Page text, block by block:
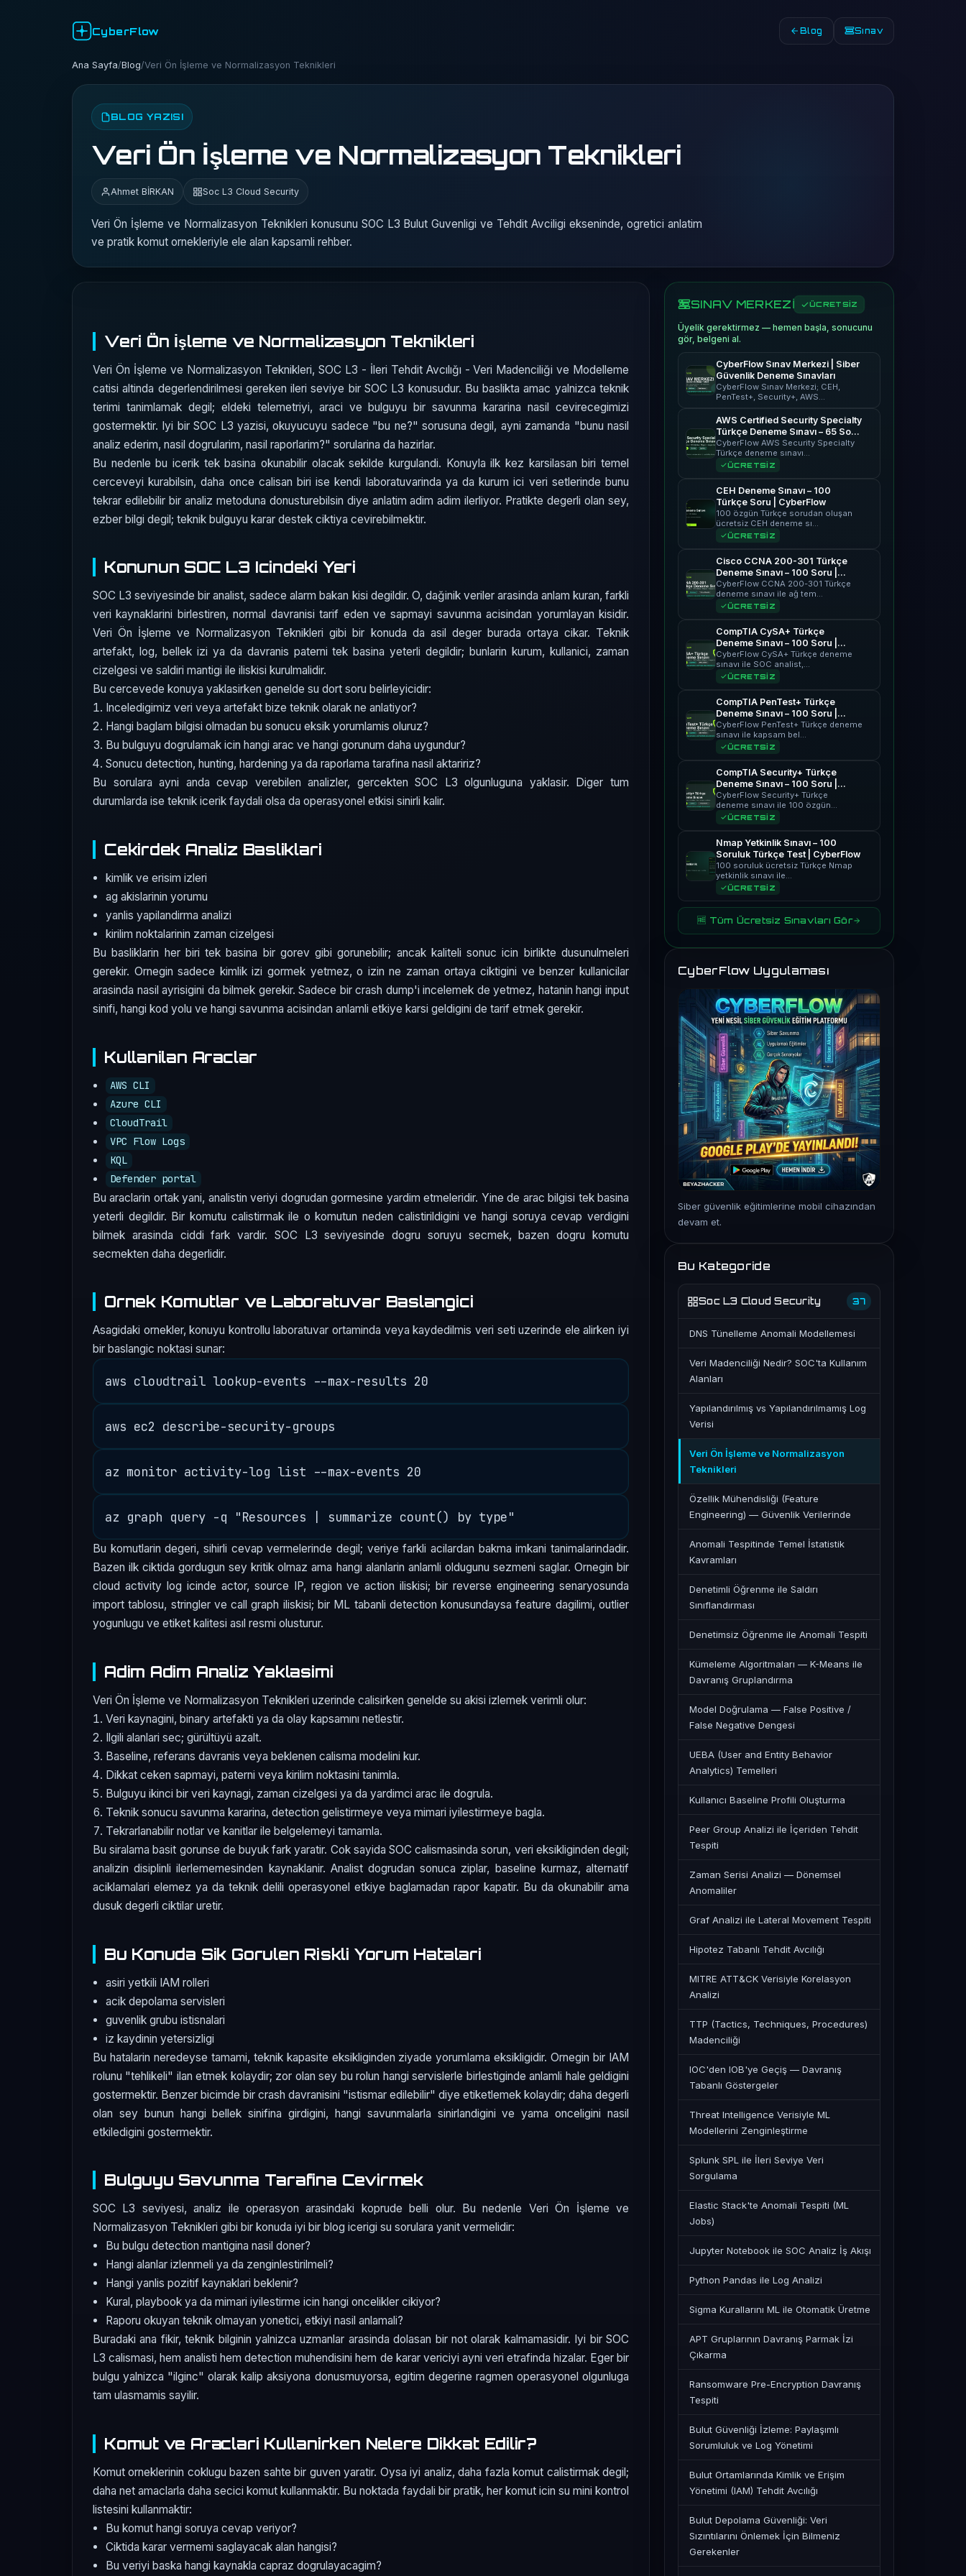
CyberFlow Blog Sınav
Ana Sayfa/Blog/Veri Ön İşleme ve Normalizasyon Teknikleri
BLOG YAZISI
Veri Ön İşleme ve Normalizasyon Teknikleri
Ahmet BİRKAN Soc L3 Cloud Security
Veri Ön İşleme ve Normalizasyon Teknikleri konusunu SOC L3 Bulut Guvenligi ve Tehdit Avciligi ekseninde, ogretici anlatim
ve pratik komut ornekleriyle ele alan kapsamli rehber.
Veri Ön İşleme ve Normalizasyon Teknikleri
Veri Ön İşleme ve Normalizasyon Teknikleri, SOC L3 - İleri Tehdit Avcılığı - Veri Madenciliği ve Modelleme
catisi altinda degerlendirilmesi gereken ileri seviye bir SOC L3 konusudur. Bu baslikta amac yalnizca teknik
terimi tanimlamak degil; eldeki telemetriyi, araci ve bulguyu bir savunma kararina nasil cevirecegimizi
gostermektir. Iyi bir SOC L3 yazisi, okuyucuyu sadece "bu ne?" sorusuna degil, ayni zamanda "bunu nasil
analiz ederim, nasil dogrularim, nasil raporlarim?" sorularina da hazirlar.
Bu nedenle bu icerik tek basina okunabilir olacak sekilde kurgulandi. Konuyla ilk kez karsilasan biri temel
cerceveyi kurabilsin, daha once calisan biri ise kendi laboratuvarinda ya da kurum ici veri setlerinde bunu
tekrar edilebilir bir analiz metoduna donusturebilsin diye anlatim adim adim ilerliyor. Pratikte degerli olan sey,
ezber bilgi degil; teknik bulguyu karar destek ciktiya cevirebilmektir.
Konunun SOC L3 Icindeki Yeri
SOC L3 seviyesinde bir analist, sadece alarm bakan kisi degildir. O, dağinik veriler arasinda anlam kuran, farkli
veri kaynaklarini birlestiren, normal davranisi tarif eden ve sapmayi savunma acisindan yorumlayan kisidir.
Veri Ön İşleme ve Normalizasyon Teknikleri gibi bir konuda da asil deger burada ortaya cikar. Teknik
artefakt, log, bellek izi ya da davranis paterni tek basina yeterli degildir; bunlarin kurum, kullanici, zaman
cizelgesi ve saldiri mantigi ile iliskisi kurulmalidir.
Bu cercevede konuya yaklasirken genelde su dort soru belirleyicidir:
Inceledigimiz veri veya artefakt bize teknik olarak ne anlatiyor?
Hangi baglam bilgisi olmadan bu sonucu eksik yorumlamis oluruz?
Bu bulguyu dogrulamak icin hangi arac ve hangi gorunum daha uygundur?
Sonucu detection, hunting, hardening ya da raporlama tarafina nasil aktaririz?
Bu sorulara ayni anda cevap verebilen analizler, gercekten SOC L3 olgunluguna yaklasir. Diger tum
durumlarda ise teknik icerik faydali olsa da operasyonel etkisi sinirli kalir.
Cekirdek Analiz Basliklari
kimlik ve erisim izleri
ag akislarinin yorumu
yanlis yapilandirma analizi
kirilim noktalarinin zaman cizelgesi
Bu basliklarin her biri tek basina bir gorev gibi gorunebilir; ancak kaliteli sonuc icin birlikte dusunulmeleri
gerekir. Ornegin sadece kimlik izi gormek yetmez, o izin ne zaman ortaya ciktigini ve benzer kullanicilar
arasinda nasil ayrisigini da bilmek gerekir. Sadece bir crash dump'i incelemek de yetmez, hatanin hangi input
sinifi, hangi kod yolu ve hangi savunma acisindan anlamli etkiye karsi geldigini de tarif etmek gerekir.
Kullanilan Araclar
AWS CLI
Azure CLI
CloudTrail
VPC Flow Logs
KQL
Defender portal
Bu araclarin ortak yani, analistin veriyi dogrudan gormesine yardim etmeleridir. Yine de arac bilgisi tek basina
yeterli degildir. Bir komutu calistirmak ile o komutun neden calistirildigini ve hangi soruya cevap verdigini
bilmek arasinda ciddi fark vardir. SOC L3 seviyesinde dogru soruyu secmek, bazen dogru komutu
secmekten daha degerlidir.
Ornek Komutlar ve Laboratuvar Baslangici
Asagidaki ornekler, konuyu kontrollu laboratuvar ortaminda veya kaydedilmis veri seti uzerinde ele alirken iyi
bir baslangic noktasi sunar:
Bu komutlarin degeri, sihirli cevap vermelerinde degil; veriye farkli acilardan bakma imkani tanimalarindadir.
Bazen ilk ciktida gordugun sey kritik olmaz ama hangi alanlarin anlamli oldugunu sezmeni saglar. Ornegin bir
cloud activity log icinde actor, source IP, region ve action iliskisi; bir reverse engineering senaryosunda
import tablosu, stringler ve call graph iliskisi; bir ML tabanli detection konusundaysa feature dagilimi, outlier
yogunlugu ve etiket kalitesi asıl resmi olusturur.
Adim Adim Analiz Yaklasimi
Veri Ön İşleme ve Normalizasyon Teknikleri uzerinde calisirken genelde su akisi izlemek verimli olur:
Veri kaynagini, binary artefakti ya da olay kapsamını netlestir.
Ilgili alanlari sec; gürültüyü azalt.
Baseline, referans davranis veya beklenen calisma modelini kur.
Dikkat ceken sapmayi, paterni veya kirilim noktasini tanimla.
Bulguyu ikinci bir veri kaynagi, zaman cizelgesi ya da yardimci arac ile dogrula.
Teknik sonucu savunma kararina, detection gelistirmeye veya mimari iyilestirmeye bagla.
Tekrarlanabilir notlar ve kanitlar ile belgelemeyi tamamla.
Bu siralama basit gorunse de buyuk fark yaratir. Cok sayida SOC calismasinda sorun, veri eksikliginden degil;
analizin disiplinli ilerlememesinden kaynaklanir. Analist dogrudan sonuca ziplar, baseline kurmaz, alternatif
aciklamalari elemez ya da teknik delili operasyonel etkiye baglamadan rapor kapatir. Bu da okunabilir ama
dusuk degerli ciktilar uretir.
Bu Konuda Sik Gorulen Riskli Yorum Hatalari
asiri yetkili IAM rolleri
acik depolama servisleri
guvenlik grubu istisnalari
iz kaydinin yetersizligi
Bu hatalarin neredeyse tamami, teknik kapasite eksikliginden ziyade yorumlama eksikligidir. Ornegin bir IAM
rolunu "tehlikeli" ilan etmek kolaydir; zor olan sey bu rolun hangi servislerle birlestiginde anlamli hale geldigini
gostermektir. Benzer bicimde bir crash davranisini "istismar edilebilir" diye etiketlemek kolaydir; daha degerli
olan sey bunun hangi bellek sinifina girdigini, hangi savunmalarla sinirlandigini ve yama onceligini nasil
etkiledigini gostermektir.
Bulguyu Savunma Tarafina Cevirmek
SOC L3 seviyesi, analiz ile operasyon arasindaki koprude belli olur. Bu nedenle Veri Ön İşleme ve
Normalizasyon Teknikleri gibi bir konuda iyi bir blog icerigi su sorulara yanit vermelidir:
Bu bulgu detection mantigina nasil doner?
Hangi alanlar izlenmeli ya da zenginlestirilmeli?
Hangi yanlis pozitif kaynaklari beklenir?
Kural, playbook ya da mimari iyilestirme icin hangi oncelikler cikiyor?
Raporu okuyan teknik olmayan yonetici, etkiyi nasil anlamali?
Buradaki ana fikir, teknik bilginin yalnizca uzmanlar arasinda dolasan bir not olarak kalmamasidir. Iyi bir SOC
L3 calismasi, hem analisti hem detection muhendisini hem de karar vericiyi ayni veri etrafinda hizalar. Eger bir
bulgu yalnizca "ilginc" olarak kalip aksiyona donusmuyorsa, egitim degerine ragmen operasyonel olgunluga
tam ulasmamis sayilir.
Komut ve Araclari Kullanirken Nelere Dikkat Edilir?
Komut orneklerinin coklugu bazen sahte bir guven yaratir. Oysa iyi analiz, daha fazla komut calistirmak degil;
daha net amaclarla daha secici komut kullanmaktir. Bu noktada faydali bir pratik, her komut icin su mini kontrol
listesini kullanmaktir:
Bu komut hangi soruya cevap veriyor?
Ciktida karar vermemi saglayacak alan hangisi?
Bu veriyi baska hangi kaynakla capraz dogrulayacagim?
SINAV MERKEZİ ÜCRETSİZ
Üyelik gerektirmez — hemen başla, sonucunu
gör, belgeni al.
CyberFlow Sınav Merkezi | Siber
Güvenlik Deneme Sınavları
CyberFlow Sınav Merkezi; CEH,
PenTest+, Security+, AWS…
AWS Certified Security Specialty
Türkçe Deneme Sınavı – 65 Soru
| CyberFlow
CyberFlow AWS Security Specialty
Türkçe deneme sınavı…
ÜCRETSİZ
CEH Deneme Sınavı – 100
Türkçe Soru | CyberFlow
100 özgün Türkçe sorudan oluşan
ücretsiz CEH deneme sı…
ÜCRETSİZ
Cisco CCNA 200-301 Türkçe
Deneme Sınavı – 100 Soru |
CyberFlow
CyberFlow CCNA 200-301 Türkçe
deneme sınavı ile ağ tem…
ÜCRETSİZ
CompTIA CySA+ Türkçe
Deneme Sınavı – 100 Soru |
CyberFlow
CyberFlow CySA+ Türkçe deneme
sınavı ile SOC analist,…
ÜCRETSİZ
CompTIA PenTest+ Türkçe
Deneme Sınavı – 100 Soru |
CyberFlow
CyberFlow PenTest+ Türkçe deneme
sınavı ile kapsam bel…
ÜCRETSİZ
CompTIA Security+ Türkçe
Deneme Sınavı – 100 Soru |
CyberFlow
CyberFlow Security+ Türkçe
deneme sınavı ile 100 özgün…
ÜCRETSİZ
Nmap Yetkinlik Sınavı – 100
Soruluk Türkçe Test | CyberFlow
100 soruluk ücretsiz Türkçe Nmap
yetkinlik sınavı ile…
ÜCRETSİZ
🆓 Tüm Ücretsiz Sınavları Gör
CyberFlow Uygulaması
Siber güvenlik eğitimlerine mobil cihazından
devam et.
Bu Kategoride
Soc L3 Cloud Security 37
DNS Tünelleme Anomali Modellemesi
Veri Madenciliği Nedir? SOC'ta Kullanım
Alanları
Yapılandırılmış vs Yapılandırılmamış Log
Verisi
Veri Ön İşleme ve Normalizasyon
Teknikleri
Özellik Mühendisliği (Feature
Engineering) — Güvenlik Verilerinde
Anomali Tespitinde Temel İstatistik
Kavramları
Denetimli Öğrenme ile Saldırı
Sınıflandırması
Denetimsiz Öğrenme ile Anomali Tespiti
Kümeleme Algoritmaları — K-Means ile
Davranış Gruplandırma
Model Doğrulama — False Positive /
False Negative Dengesi
UEBA (User and Entity Behavior
Analytics) Temelleri
Kullanıcı Baseline Profili Oluşturma
Peer Group Analizi ile İçeriden Tehdit
Tespiti
Zaman Serisi Analizi — Dönemsel
Anomaliler
Graf Analizi ile Lateral Movement Tespiti
Hipotez Tabanlı Tehdit Avcılığı
MITRE ATT&CK Verisiyle Korelasyon
Analizi
TTP (Tactics, Techniques, Procedures)
Madenciliği
IOC'den IOB'ye Geçiş — Davranış
Tabanlı Göstergeler
Threat Intelligence Verisiyle ML
Modellerini Zenginleştirme
Splunk SPL ile İleri Seviye Veri
Sorgulama
Elastic Stack'te Anomali Tespiti (ML
Jobs)
Jupyter Notebook ile SOC Analiz İş Akışı
Python Pandas ile Log Analizi
Sigma Kurallarını ML ile Otomatik Üretme
APT Gruplarının Davranış Parmak İzi
Çıkarma
Ransomware Pre-Encryption Davranış
Tespiti
Bulut Güvenliği İzleme: Paylaşımlı
Sorumluluk ve Log Yönetimi
Bulut Ortamlarında Kimlik ve Erişim
Yönetimi (IAM) Tehdit Avcılığı
Bulut Depolama Güvenliği: Veri
Sızıntılarını Önlemek İçin Bilmeniz
Gerekenler